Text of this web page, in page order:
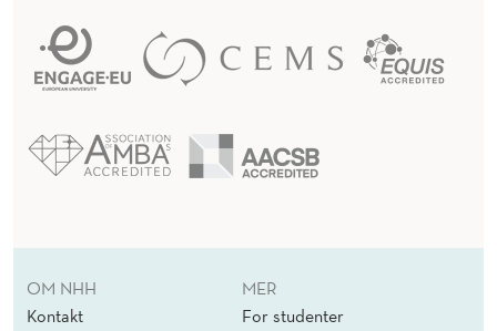
OM NHH
Kontakt
MER
For studenter